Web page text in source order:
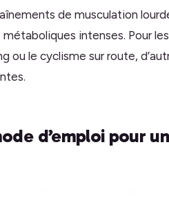
de musculation
intenses. Pour
ou le cyclisme sur route,
d’emploi pour